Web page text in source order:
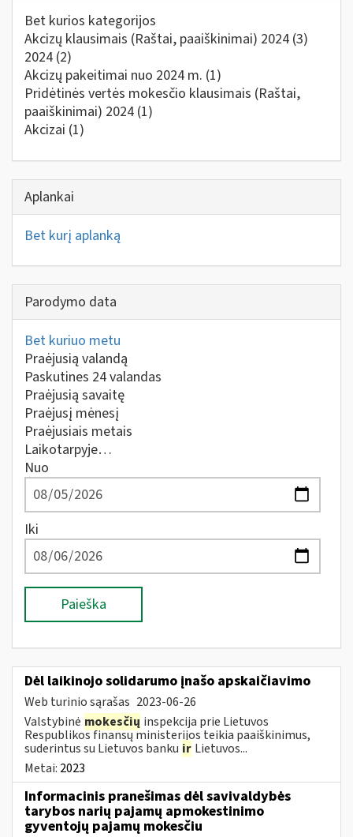
Bet kurios kategorijos
Akcizų klausimais (Raštai, paaiškinimai) 2024 (3)
2024 (2)
Akcizų pakeitimai nuo 2024 m. (1)
Pridėtinės vertės mokesčio klausimais (Raštai,
paaiškinimai) 2024 (1)
Akcizai (1)
Aplankai
Bet kurį aplanką
Parodymo data
Bet kuriuo metu
Praėjusią valandą
Paskutines 24 valandas
Praėjusią savaitę
Praėjusį mėnesį
Praėjusiais metais
Laikotarpyje…
Nuo
Iki
Paieška
Dėl laikinojo solidarumo įnašo apskaičiavimo
Web turinio sąrašas 2023-06-26
Valstybinė mokesčių inspekcija prie Lietuvos
Respublikos finansų ministerijos teikia paaiškinimus,
suderintus su Lietuvos banku ir Lietuvos...
Metai: 2023
Informacinis pranešimas dėl savivaldybės
tarybos narių pajamų apmokestinimo
gyventojų pajamų mokesčiu